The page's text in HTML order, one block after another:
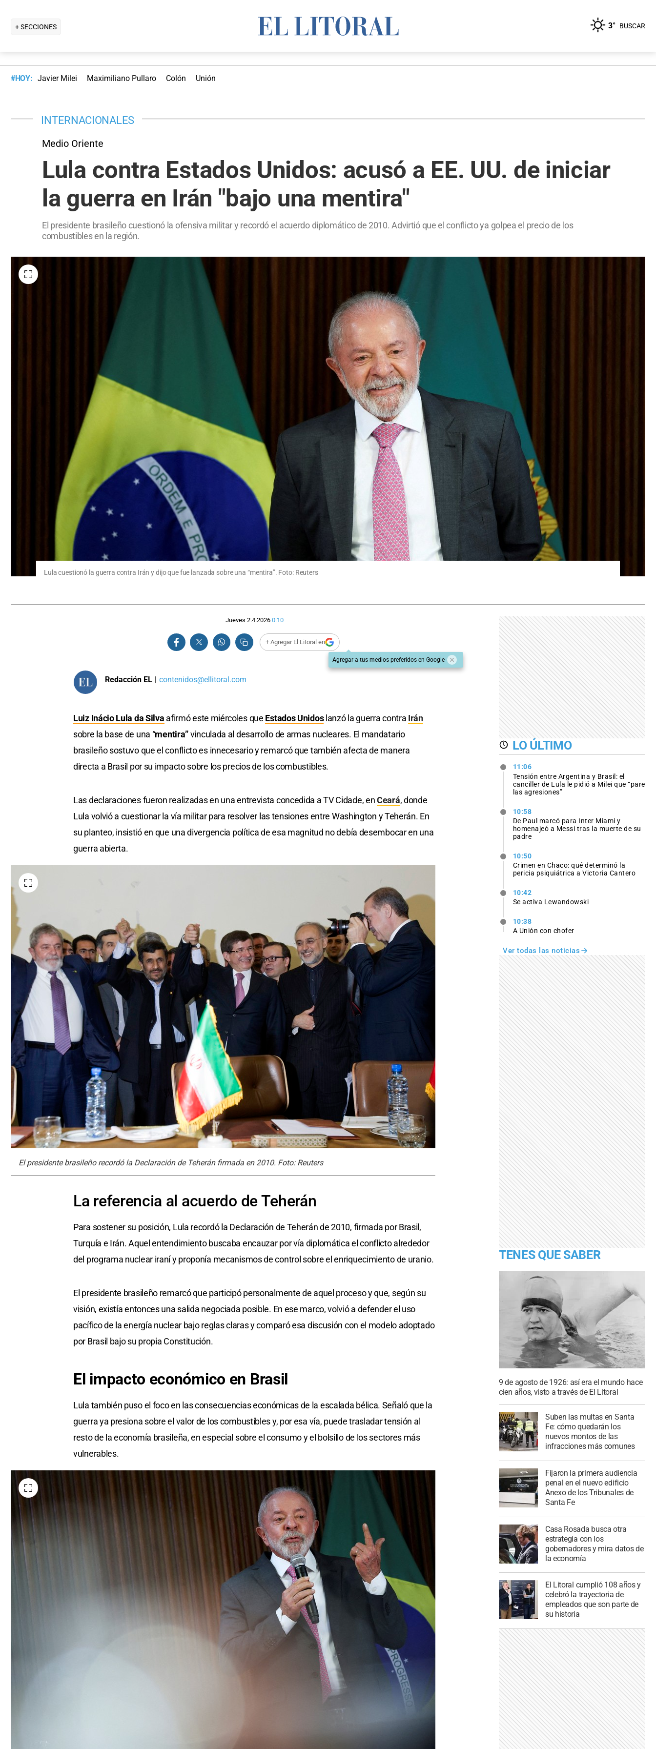
+ SECCIONES 3° BUSCAR
#HOY: Javier Milei Maximiliano Pullaro Colón Unión
INTERNACIONALES
Medio Oriente
Lula contra Estados Unidos: acusó a EE. UU. de iniciar
la guerra en Irán "bajo una mentira"
El presidente brasileño cuestionó la ofensiva militar y recordó el acuerdo diplomático de 2010. Advirtió que el conflicto ya golpea el precio de los
combustibles en la región.
Lula cuestionó la guerra contra Irán y dijo que fue lanzada sobre una “mentira”. Foto: Reuters
Jueves 2.4.2026 0:10
+ Agregar El Litoral en
Agregar a tus medios preferidos en Google
Redacción EL | contenidos@ellitoral.com
Luiz Inácio Lula da Silva afirmó este miércoles que Estados Unidoslanzó la guerra contra Irán
sobre la base de una “mentira”vinculada al desarrollo de armas nucleares. El mandatario
brasileño sostuvo que el conflicto es innecesario y remarcó que también afecta de manera
directa a Brasil por su impacto sobre los precios de los combustibles.
Las declaraciones fueron realizadas en una entrevista concedida a TV Cidade, enCeará, donde
Lula volvió a cuestionar la vía militar para resolver las tensiones entre Washington y Teherán. En
su planteo, insistió en que una divergencia política de esa magnitud no debía desembocar en una
guerra abierta.
El presidente brasileño recordó la Declaración de Teherán firmada en 2010. Foto: Reuters
La referencia al acuerdo de Teherán
Para sostener su posición, Lula recordó la Declaración de Teherán de 2010, firmada por Brasil,
Turquía e Irán. Aquel entendimiento buscaba encauzar por vía diplomática el conflicto alrededor
del programa nuclear iraní y proponía mecanismos de control sobre el enriquecimiento de uranio.
El presidente brasileño remarcó que participó personalmente de aquel proceso y que, según su
visión, existía entonces una salida negociada posible. En ese marco, volvió a defender el uso
pacífico de la energía nuclear bajo reglas claras y comparó esa discusión con el modelo adoptado
por Brasil bajo su propia Constitución.
El impacto económico en Brasil
Lula también puso el foco en las consecuencias económicas de la escalada bélica. Señaló que la
guerra ya presiona sobre el valor de los combustibles y, por esa vía, puede trasladar tensión al
resto de la economía brasileña, en especial sobre el consumo y el bolsillo de los sectores más
vulnerables.
LO ÚLTIMO
11:06
Tensión entre Argentina y Brasil: el
canciller de Lula le pidió a Milei que “pare
las agresiones”
10:58
De Paul marcó para Inter Miami y
homenajeó a Messi tras la muerte de su
padre
10:50
Crimen en Chaco: qué determinó la
pericia psiquiátrica a Victoria Cantero
10:42
Se activa Lewandowski
10:38
A Unión con chofer
Ver todas las noticias
TENES QUE SABER
9 de agosto de 1926: así era el mundo hace
cien años, visto a través de El Litoral
Suben las multas en Santa
Fe: cómo quedarán los
nuevos montos de las
infracciones más comunes
Fijaron la primera audiencia
penal en el nuevo edificio
Anexo de los Tribunales de
Santa Fe
Casa Rosada busca otra
estrategia con los
gobernadores y mira datos de
la economía
El Litoral cumplió 108 años y
celebró la trayectoria de
empleados que son parte de
su historia